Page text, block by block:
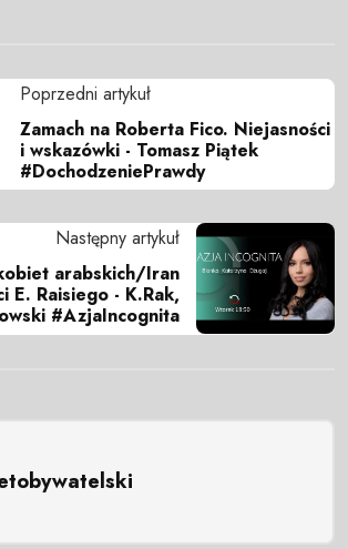
Poprzedni artykuł
Zamach na Roberta Fico. Niejasności
i wskazówki - Tomasz Piątek
#DochodzeniePrawdy
Następny artykuł
arabskich/Iran
E. Raisiego - K.Rak,
#AzjaIncognita